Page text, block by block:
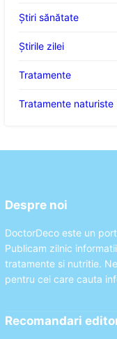
Ştiri sănătate
Știrile zilei
Tratamente
Tratamente naturiste
Despre noi
DoctorDeco este un
Publicam zilnic
tratamente si nutritie.
pentru cei care cauta
Recomandari